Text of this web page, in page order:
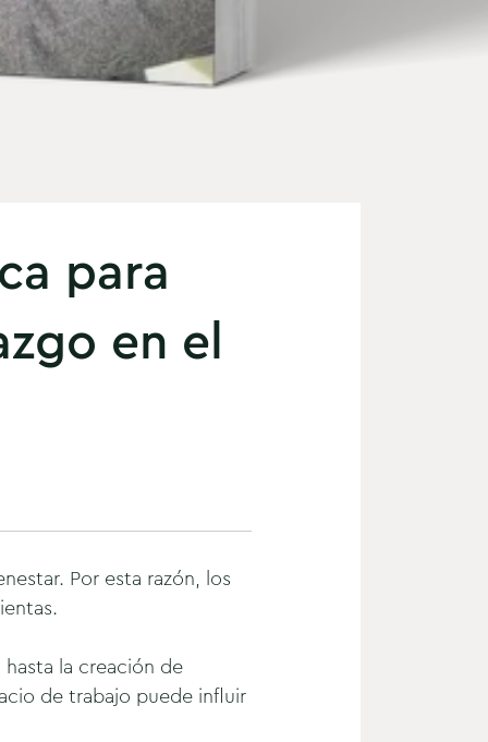
para
en el
Por esta razón, los
la creación de
de trabajo puede influir